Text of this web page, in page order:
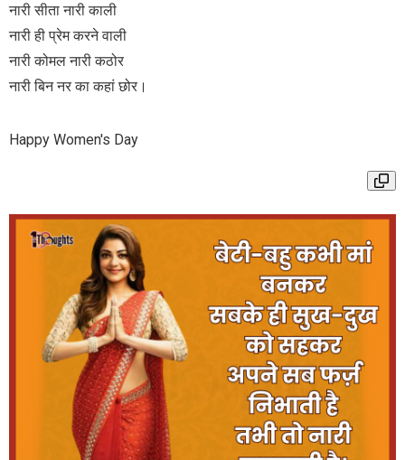
नारी सीता नारी काली
नारी ही प्रेम करने वाली
नारी कोमल नारी कठोर
नारी बिन नर का कहां छोर।
Happy Women's Day